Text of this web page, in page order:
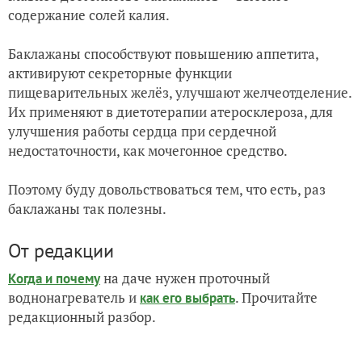
содержание солей калия.
Баклажаны способствуют повышению аппетита,
активируют секреторные функции
пищеварительных желёз, улучшают желчеотделение.
Их применяют в диетотерапии атеросклероза, для
улучшения работы сердца при сердечной
недостаточности, как мочегонное средство.
Поэтому буду довольствоваться тем, что есть, раз
баклажаны так полезны.
От редакции
Когда и почемуна даче нужен проточный
воднонагреватель и как его выбрать. Прочитайте
редакционный разбор.